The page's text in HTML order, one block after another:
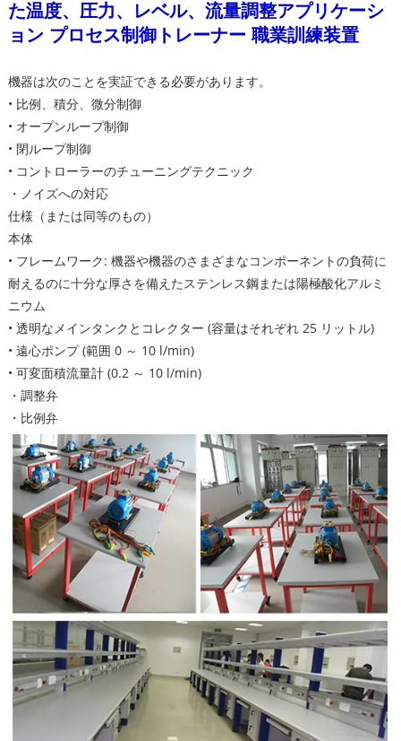
た温度、圧力、レベル、流量調整アプリケーシ
ョン プロセス制御トレーナー 職業訓練装置
機器は次のことを実証できる必要があります。
• 比例、積分、微分制御
• オープンループ制御
• 閉ループ制御
• コントローラーのチューニングテクニック
・ノイズへの対応
仕様（または同等のもの）
本体
• フレームワーク: 機器や機器のさまざまなコンポーネントの負荷に
耐えるのに十分な厚さを備えたステンレス鋼または陽極酸化アルミ
ニウム
• 透明なメインタンクとコレクター (容量はそれぞれ 25 リットル)
• 遠心ポンプ (範囲 0 ～ 10 l/min)
• 可変面積流量計 (0.2 ～ 10 l/min)
・調整弁
・比例弁